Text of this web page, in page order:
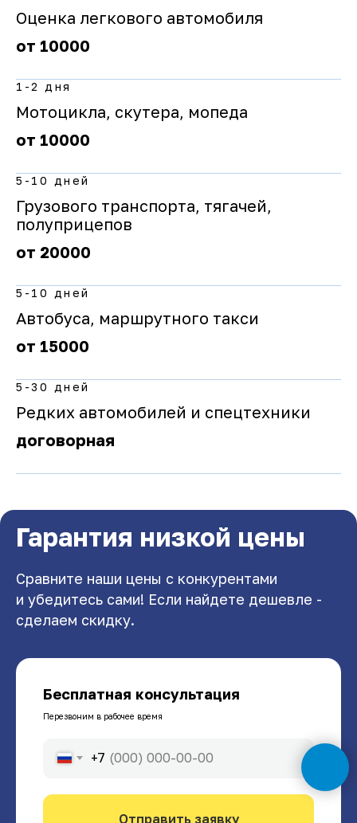
Оценка легкового автомобиля
от 10000
1-2 дня
Мотоцикла, скутера, мопеда
от 10000
5-10 дней
Грузового транспорта, тягачей,
полуприцепов
от 20000
5-10 дней
Автобуса, маршрутного такси
от 15000
5-30 дней
Редких автомобилей и спецтехники
договорная
Гарантия низкой цены
Сравните наши цены с конкурентами
и убедитесь сами! Если найдете дешевле -
сделаем скидку.
Бесплатная консультация
Перезвоним в рабочее время
+7
Отправить заявку